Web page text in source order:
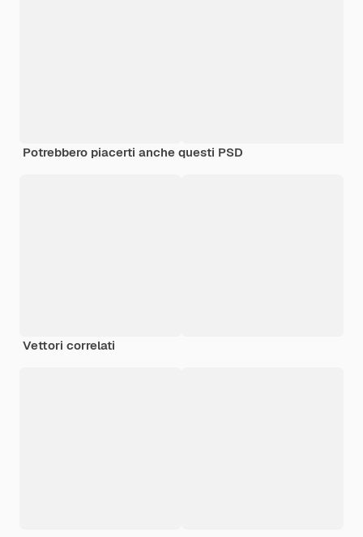
Potrebbero piacerti anche questi PSD
Vettori correlati